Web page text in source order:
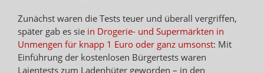
Zunächst waren die Tests teuer und überall vergriffen,
später gab es sie in Drogerie- und Supermärkten in
Unmengen für knapp 1 Euro oder ganz umsonst: Mit
Einführung der kostenlosen Bürgertests waren
Laientests zum Ladenhüter geworden – in den